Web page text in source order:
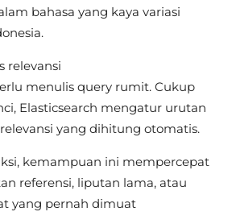
bahasa yang kaya variasi
relevansi
menulis query rumit. Cukup
Elasticsearch mengatur urutan
yang dihitung otomatis.
kemampuan ini mempercepat
referensi, liputan lama, atau
yang pernah dimuat